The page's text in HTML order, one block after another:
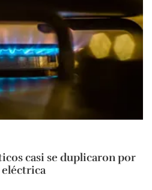
casi se duplicaron por
eléctrica